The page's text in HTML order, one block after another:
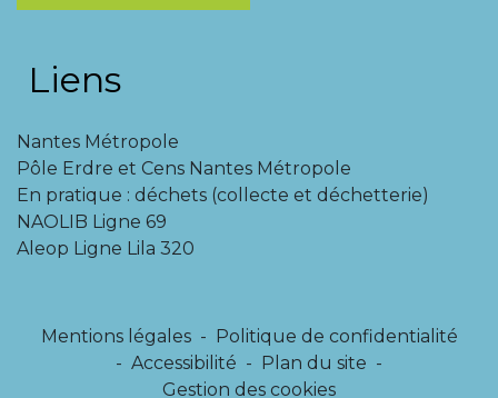
Liens
Nantes Métropole
Pôle Erdre et Cens Nantes Métropole
En pratique : déchets (collecte et déchetterie)
NAOLIB Ligne 69
Aleop Ligne Lila 320
Mentions légales - Politique de confidentialité
- Accessibilité - Plan du site -
Gestion des cookies